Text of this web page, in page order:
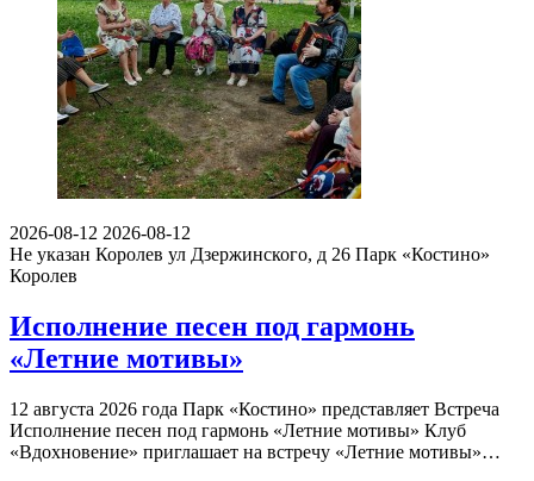
2026-08-12 2026-08-12
Не указан Королев ул Дзержинского, д 26 Парк «Костино»
Королев
Исполнение песен под гармонь
«Летние мотивы»
12 августа 2026 года Парк «Костино» представляет Встреча
Исполнение песен под гармонь «Летние мотивы» Клуб
«Вдохновение» приглашает на встречу «Летние мотивы»…